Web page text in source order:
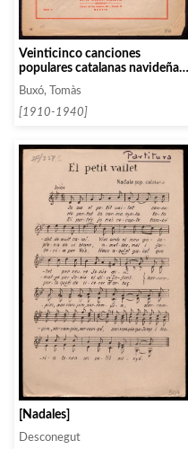
Veinticinco canciones
populares catalanas navideñas.
Buxó, Tomàs
[1910-1940]
[Nadales]
Desconegut